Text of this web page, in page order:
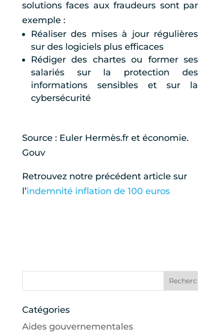
solutions faces aux fraudeurs sont par
exemple :
Réaliser des mises à jour régulières
sur des logiciels plus efficaces
Rédiger des chartes ou former ses
salariés sur la protection des
informations sensibles et sur la
cybersécurité
Source : Euler Hermès.fr et économie.
Gouv
Retrouvez notre précédent article sur
l’indemnité inflation de 100 euros
Catégories
Aides gouvernementales